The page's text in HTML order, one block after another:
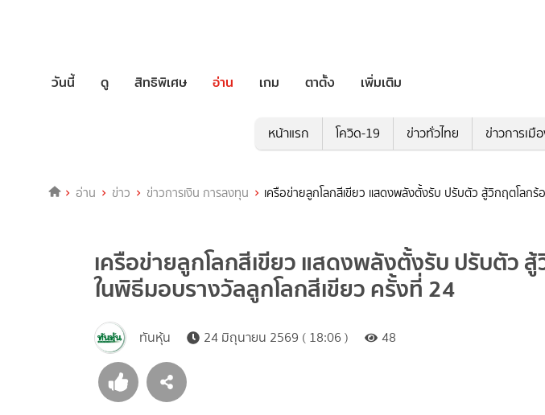
วันนี้ ดู สิทธิพิเศษ อ่าน เกม ตาตั้ง เพิ่มเติม
หน้าแรก โควิด-19 ข่าวทั่วไทย ข่าวการเมื
อ่าน ข่าว ข่าวการเงิน การลงทุน เครือข่ายลูกโลกสีเขียว แสดงพลังตั้งรับ ปรับตัว สู้วิกฤตโลก
เครือข่ายลูกโลกสีเขียว แสดงพลังตั้งรับ ปรับตัว
ในพิธีมอบรางวัลลูกโลกสีเขียว ครั้งที่ 24
ทันหุ้น 24 มิถุนายน 2569 ( 18:06 ) 48